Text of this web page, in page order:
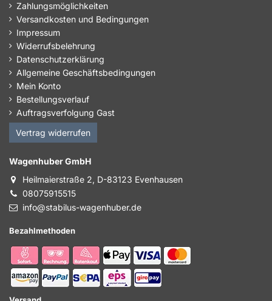
Zahlungsmöglichkeiten
Versandkosten und Bedingungen
Impressum
Widerrufsbelehrung
Datenschutzerklärung
Allgemeine Geschäftsbedingungen
Mein Konto
Bestellungsverlauf
Auftragsverfolgung Gast
Vertrag widerrufen
Wagenhuber GmbH
Heilmaierstraße 2, D-83123 Evenhausen
08075915515
info@stabilus-wagenhuber.de
Bezahlmethoden